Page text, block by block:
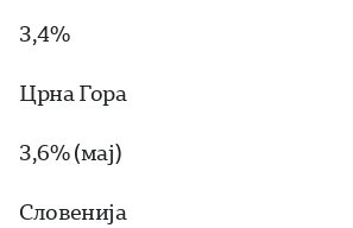
3,4%
Црна Гора
3,6% (мај)
Словенија